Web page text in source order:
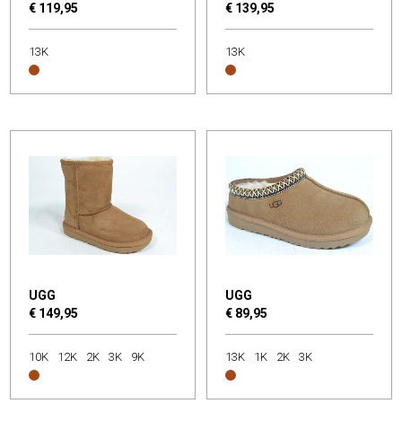
€ 119,95
13K
€ 139,95
13K
UGG
€ 149,95
10K 12K 2K 3K 9K
UGG
€ 89,95
13K 1K 2K 3K